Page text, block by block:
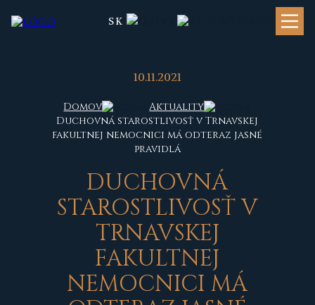
SK
10.11.2021
Domov
Aktuality
Duchovná starostlivosť v Trnavskej
fakultnej nemocnici má odteraz jasné
pravidlá
DUCHOVNÁ
STAROSTLIVOSŤ V
TRNAVSKEJ
FAKULTNEJ
NEMOCNICI MÁ